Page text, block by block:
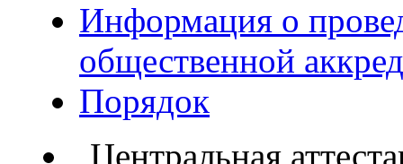
Информация о
общественной
Порядок
Центральная